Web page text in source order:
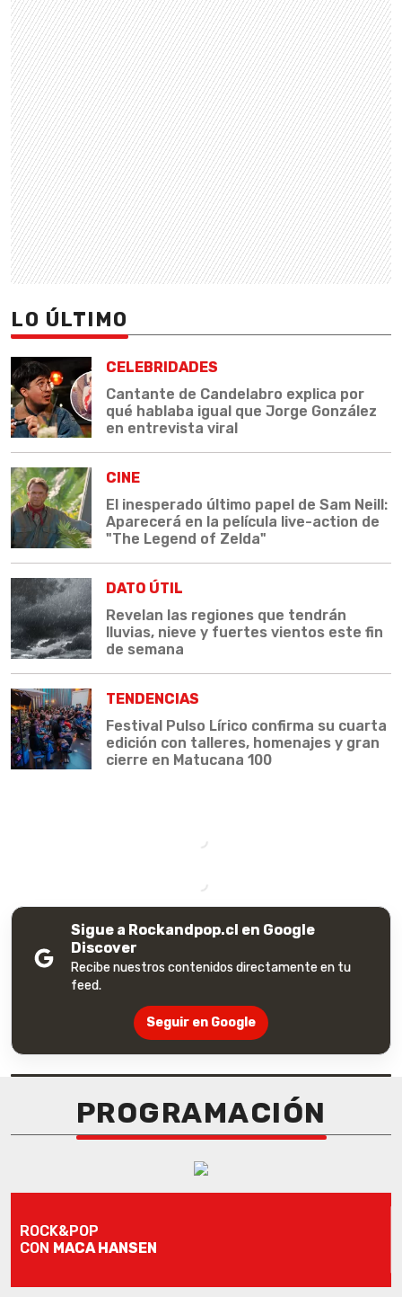
LO ÚLTIMO
CELEBRIDADES
Cantante de Candelabro explica por
qué hablaba igual que Jorge González
en entrevista viral
CINE
El inesperado último papel de Sam Neill:
Aparecerá en la película live-action de
"The Legend of Zelda"
DATO ÚTIL
Revelan las regiones que tendrán
lluvias, nieve y fuertes vientos este fin
de semana
TENDENCIAS
Festival Pulso Lírico confirma su cuarta
edición con talleres, homenajes y gran
cierre en Matucana 100
Sigue a Rockandpop.cl en Google
Discover
Recibe nuestros contenidos directamente en tu
feed.
Seguir en Google
PROGRAMACIÓN
ROCK&POP
CON MACA HANSEN